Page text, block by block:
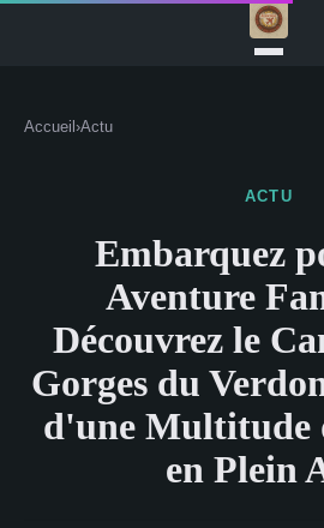
Accueil ›Actu
ACTU
Embarquez
Aventure
Découvrez le
Gorges du
d'une Multitude
en Plein